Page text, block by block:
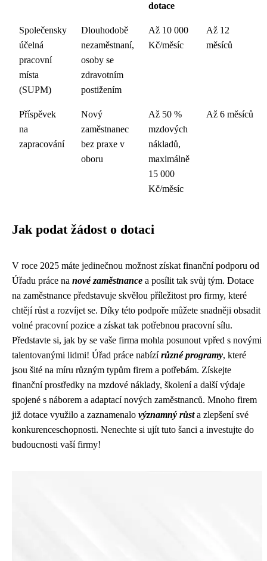
dotace
Společensky
účelná
pracovní
místa
(SUPM)
Dlouhodobě
nezaměstnaní,
osoby se
zdravotním
postižením
Až 10 000
Kč/měsíc
Až 12
měsíců
Příspěvek
na
zapracování
Nový
zaměstnanec
bez praxe v
oboru
Až 50 %
mzdových
nákladů,
maximálně
15 000
Kč/měsíc
Až 6 měsíců
Jak podat žádost o dotaci
V roce 2025 máte jedinečnou možnost získat finanční podporu od
Úřadu práce na nové zaměstnance a posílit tak svůj tým. Dotace
na zaměstnance představuje skvělou příležitost pro firmy, které
chtějí růst a rozvíjet se. Díky této podpoře můžete snadněji obsadit
volné pracovní pozice a získat tak potřebnou pracovní sílu.
Představte si, jak by se vaše firma mohla posunout vpřed s novými
talentovanými lidmi! Úřad práce nabízírůzné programy, které
jsou šité na míru různým typům firem a potřebám. Získejte
finanční prostředky na mzdové náklady, školení a další výdaje
spojené s náborem a adaptací nových zaměstnanců. Mnoho firem
již dotace využilo a zaznamenalo významný růsta zlepšení své
konkurenceschopnosti. Nenechte si ujít tuto šanci a investujte do
budoucnosti vaší firmy!